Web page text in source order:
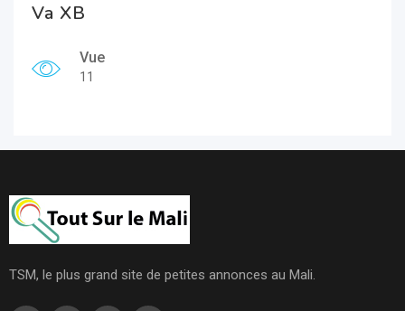
Va XB
Vue
11
TSM, le plus grand site de petites annonces au Mali.